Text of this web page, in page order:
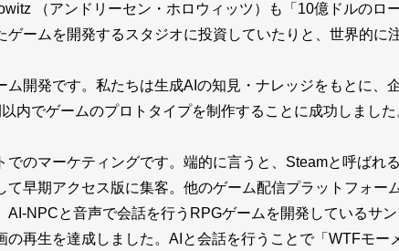
（アンドリーセン・ホロウィッツ）も「 10億ドルのロ
ゲームを開発するスタジオに投資していたりと、世界的に
ム開発です。私たちは生成AIの知見・ナレッジをもとに、
内でゲームのプロトタイプを制作することに成功しました
でのマーケティングです。端的に言うと、Steamと呼ば
て早期アクセス版に集客。他のゲーム配信プラットフォー
AI-NPCと音声で会話を行うRPGゲームを開発しているサ
の再生を達成しました。AIと会話を行うことで「WTFモー